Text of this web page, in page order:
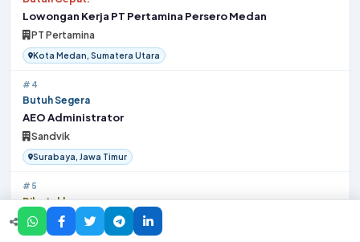
Lowongan Kerja PT Pertamina Persero Medan
PT Pertamina
Kota Medan, Sumatera Utara
#4
Butuh Segera
AEO Administrator
Sandvik
Surabaya, Jawa Timur
#5
Dibutuhkan
Supply Chain Analyst
Flex LTD